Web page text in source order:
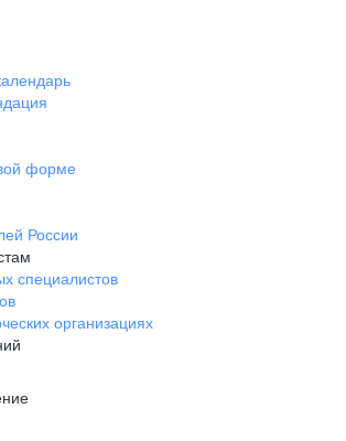
форме
России
специалистов
организациях